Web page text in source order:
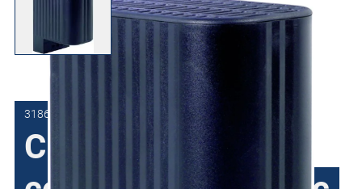
3186-0050-02-00
Chauffage semi-